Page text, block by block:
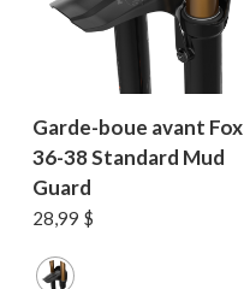
Garde-boue avant Fox
36-38 Standard Mud
Guard
28,99 $